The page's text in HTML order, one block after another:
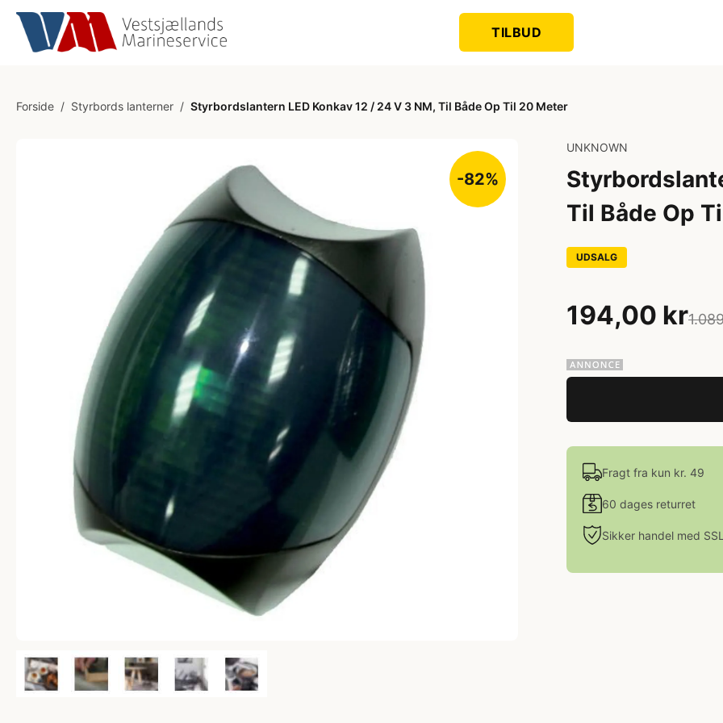
TILBUD
Forside / Styrbords lanterner / Styrbordslantern LED Konkav 12 / 24 V 3 NM, Til Både Op Til 20 Meter
-82%
UNKNOWN
Til Både Op
UDSALG
194,00 kr
Fragt fra kun kr. 49
60 dages returret
Sikker handel med SSL